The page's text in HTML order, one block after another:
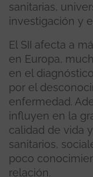
sanitarias,
investigación y
El SII afecta a
en Europa,
en el
por el
enfermedad.
influyen en la
calidad de vida
sanitarios,
poco
relación.